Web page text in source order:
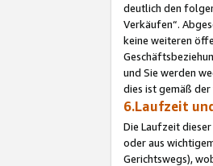
deutlich den
Verkäufen“.
keine weiteren
und Sie werden
dies ist gemäß
6.Laufzeit
Die Laufzeit
oder aus
Gerichtswegs),